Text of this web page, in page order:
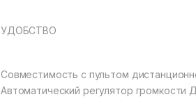
УДОБСТВО
Совместимость с пультом
Автоматический регулятор громкости